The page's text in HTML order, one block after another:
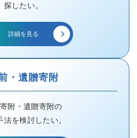
探したい。
詳細を見る
・遺贈寄附
附・遺贈寄附の
法を検討したい。